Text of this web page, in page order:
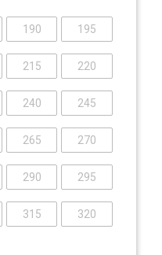
190 195
215 220
240 245
265 270
290 295
315 320